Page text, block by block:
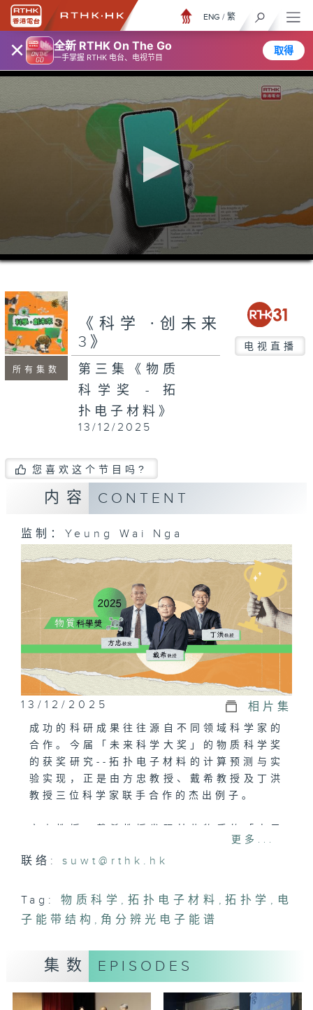
× 全新 RTHK On The Go
一手掌握 RTHK 电台、电视节目
取得
ENG / 繁
0
seconds
minutes,
6
seconds
所有集数
《科学 ∙创未来
3》
电视直播
第三集《物质
科学奖 - 拓
扑电子材料》
13/12/2025
您喜欢这个节目吗?
内容 CONTENT
监制：Yeung Wai Nga
13/12/2025 相片集
成功的科研成果往往源自不同领域科学家的
合作。今届「未来科学大奖」的物质科学奖
的获奖研究--拓扑电子材料的计算预测与实
验实现，正是由方忠教授、戴希教授及丁洪
教授三位科学家联手合作的杰出例子。
能带结构」会产生极稳定的导电状态，抵抗
杂质干扰。而丁洪教授则利用「角分辨光电
尔半金属」的存在。
可实际应用的材料，还显示出跨领域合作的
重要性。
更多...
联络:suwt@rthk.hk
Tag: 物质科学 , 拓扑电子材料 , 拓扑学 , 电
子能带结构 , 角分辨光电子能谱
集数 EPISODES